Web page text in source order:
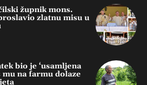
župnik mons.
zlatnu misu u
bio je ‘usamljena
mu na farmu dolaze